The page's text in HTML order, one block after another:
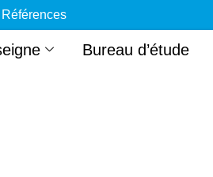
Références
Bureau d’étude